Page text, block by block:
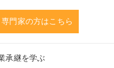
専門家の方はこちら
承継を学ぶ